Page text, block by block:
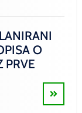
O
PRVE